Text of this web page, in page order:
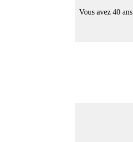
Vous avez 40 ans